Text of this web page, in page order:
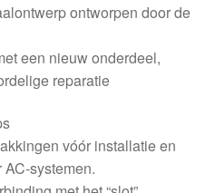
ontworpen door de
een nieuw onderdeel,
reparatie
vóór installatie en
systemen.